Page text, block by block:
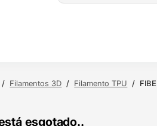
/ Filamentos 3D / Filamento TPU /
esgotado..